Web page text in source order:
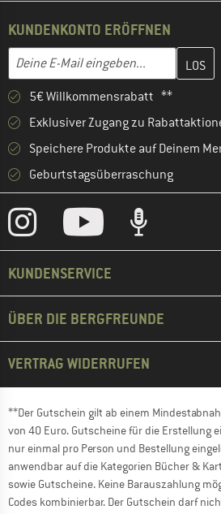
KUNDENKONTO ERÖFFNEN
Deine E-Mail eingeben...
Gib hier deine E-Mail-Adresse ein
5€ Willkommensrabatt **
Exklusiver Zugang zu
Speichere Produkte auf Deinem
Geburtstagsüberraschung
KUNDENSERVICE
ÜBER DIE BERGFREUNDE
VERTRAG WIDERRUFEN
**Der Gutschein gilt ab einem
von 40 Euro. Gutscheine für die Erstellung
nur einmal pro Person und Bestellung
anwendbar auf die Kategorien Bücher &
sowie Gutscheine. Keine Barauszahlung
Codes kombinierbar. Der Gutschein darf